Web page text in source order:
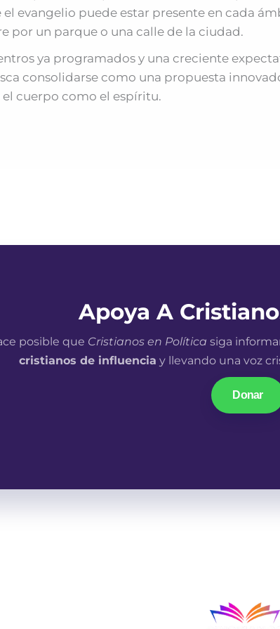
evangelio puede estar presente en cada
por un parque o una calle de la ciudad.
ya programados y una creciente
consolidarse como una propuesta
cuerpo como el espíritu.
Apoya A
posible que Cristianos en Política siga
cristianos de influencia y llevando una voz
Donar